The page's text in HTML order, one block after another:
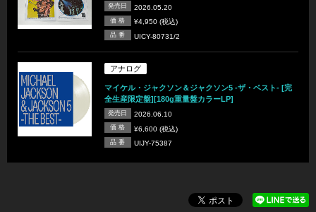
発売日 2026.05.20
価 格 ¥4,950 (税込)
品 番 UICY-80731/2
アナログ
マイケル・ジャクソン＆ジャクソン5 -ザ・ベスト- [完
全生産限定盤][180g重量盤カラーLP]
発売日 2026.06.10
価 格 ¥6,600 (税込)
品 番 UIJY-75387